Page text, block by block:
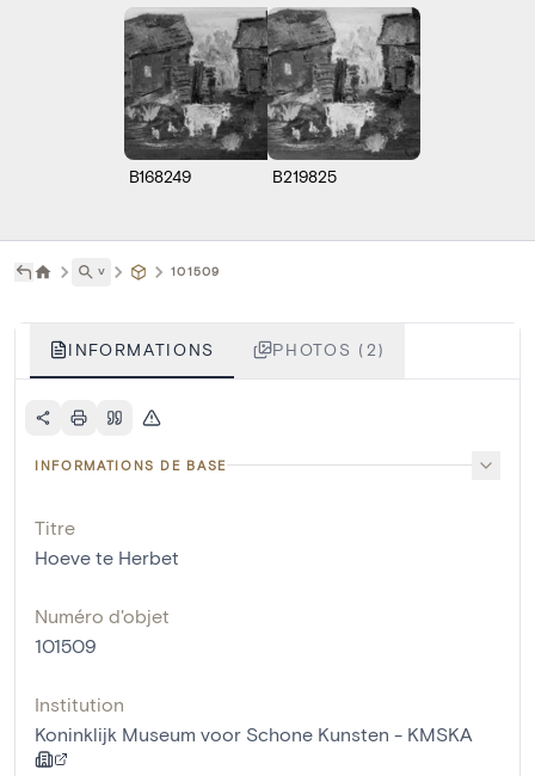
B168249 B219825
˅ 101509
INFORMATIONS PHOTOS (2)
INFORMATIONS DE BASE
Titre
Hoeve te Herbet
Numéro d'objet
101509
Institution
Koninklijk Museum voor Schone Kunsten - KMSKA